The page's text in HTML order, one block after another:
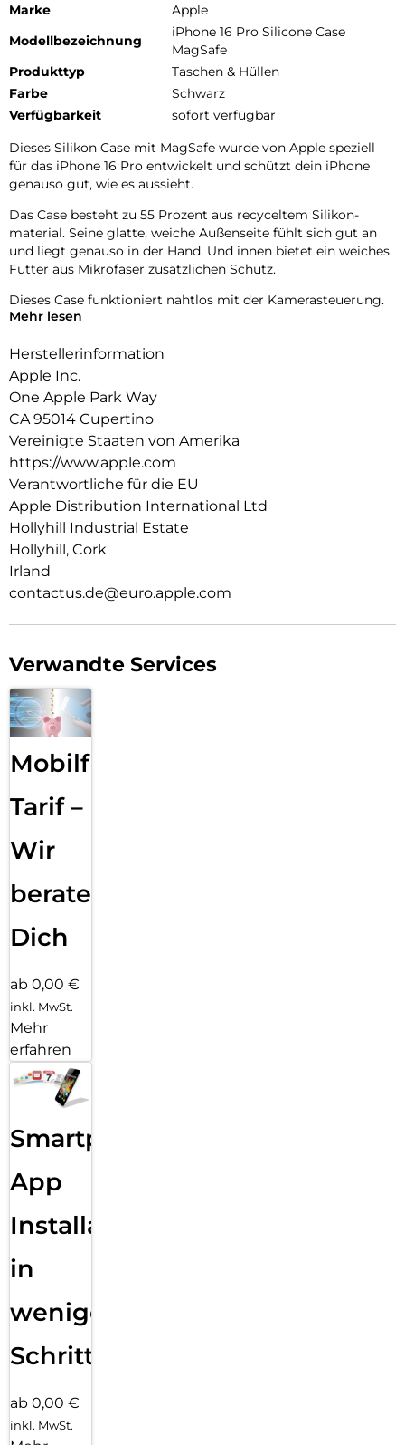
Marke
Apple
Modellbezeichnung
iPhone 16 Pro Silicone Case
MagSafe
Produkttyp
Taschen & Hüllen
Farbe
Schwarz
Verfügbarkeit
sofort verfügbar
Dieses Silikon Case mit MagSafe wurde von Apple speziell
für das iPhone 16 Pro entwickelt und schützt dein iPhone
genauso gut, wie es aussieht.
Das Case besteht zu 55 Prozent aus recyceltem Silikon­
material. Seine glatte, weiche Außenseite fühlt sich gut an
und liegt genauso in der Hand. Und innen bietet ein weiches
Futter aus Mikrofaser zusätzlichen Schutz.
Dieses Case funktioniert nahtlos mit der Kamera­steuerung.
Es hat eine Saphir­kappe mit einer leitenden Schicht, die die
steuerung erkennen kann.
Mit integrierten Magneten, die sich perfekt am iPhone 16 Pro
ausrichten, hält das Case ganz einfach und sorgt für
schnelleres kabel­loses Laden. Lass dein iPhone beim Laden
einfach im Case und docke dein MagSafe Ladegerät an oder
leg es auf dein Qi2 oder Qi zertifiziertes Ladegerät.
Wie jedes von Apple entwickelte Case durchläuft es im Laufe
des Design‑ und Fertigungs­prozesses Tausende von
Teststunden. Deshalb sieht es nicht nur großartig aus,
sondern ist auch dafür gemacht, dein iPhone vor Kratzern
und bei Stürzen zu schützen.
Mehr lesen
Herstellerinformation
Apple Inc.
One Apple Park Way
CA 95014 Cupertino
Vereinigte Staaten von Amerika
https://www.apple.com
Verantwortliche für die EU
Apple Distribution International Ltd
Hollyhill Industrial Estate
Hollyhill, Cork
Irland
contactus.de@euro.apple.com
Verwandte Services
Mobilfunk
Tarif –
Wir
beraten
Dich
ab 0,00 €
inkl. MwSt.
Mehr
erfahren
Smartphone
App
Installation
in
wenigen
Schritten
ab 0,00 €
inkl. MwSt.